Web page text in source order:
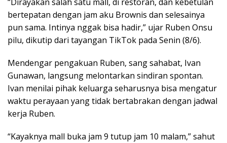
bertepatan dengan jam aku Brownis dan selesainya
pun sama. Intinya nggak bisa hadir,” ujar Ruben Onsu
pilu, dikutip dari tayangan TikTok pada Senin (8/6).
Mendengar pengakuan Ruben, sang sahabat, Ivan
Gunawan, langsung melontarkan sindiran spontan.
Ivan menilai pihak keluarga seharusnya bisa mengatur
waktu perayaan yang tidak bertabrakan dengan jadwal
kerja Ruben.
“Kayaknya mall buka jam 9 tutup jam 10 malam,” sahut